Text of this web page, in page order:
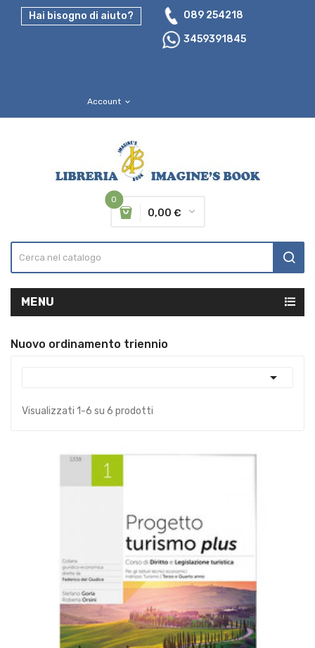
Hai bisogno di aiuto?
089 254218
3459391845
Account expand_more
0
0,00 €
MENU
Nuovo ordinamento triennio

Visualizzati 1-6 su 6 prodotti